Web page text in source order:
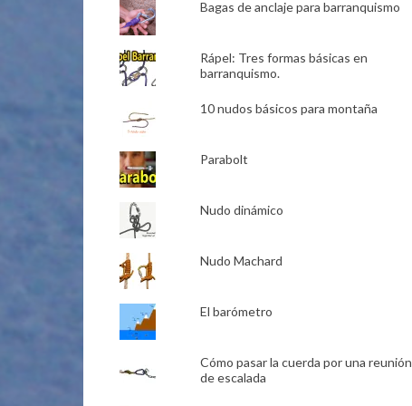
Bagas de anclaje para barranquismo
Rápel: Tres formas básicas en
barranquismo.
10 nudos básicos para montaña
Parabolt
Nudo dinámico
Nudo Machard
El barómetro
Cómo pasar la cuerda por una reunión
de escalada